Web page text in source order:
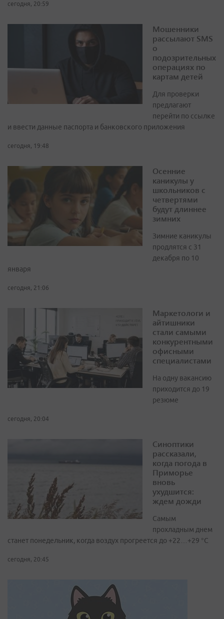
сегодня, 20:59
Мошенники
рассылают SMS
о
подозрительных
операциях по
картам детей
Для проверки
предлагают
перейти по ссылке
и ввести данные паспорта и банковского приложения
сегодня, 19:48
Осенние
каникулы у
школьников с
четвертями
будут длиннее
зимних
Зимние каникулы
продлятся с 31
декабря по 10
января
сегодня, 21:06
Маркетологи и
айтишники
стали самыми
конкурентными
офисными
специалистами
На одну вакансию
приходится до 19
резюме
сегодня, 20:04
Синоптики
рассказали,
когда погода в
Приморье
вновь
ухудшится:
ждем дожди
Самым
прохладным днем
станет понедельник, когда воздух прогреется до +22…+29 °С
сегодня, 20:45